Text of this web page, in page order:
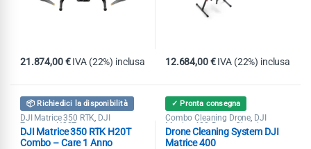
21.874,00€ IVA (22%) inclusa 12.684,00€ IVA (22%) inclusa
📦 Richiedici la disponibilità
DJI Matrice 350 RTK, DJI
Zenmuse H20T
DJI Matrice 350 RTK H20T
Combo – Care 1 Anno
✓ Pronta consegna
Combo Cleaning Drone, DJI
Matrice 400 Drone Cleaning
System
Drone Cleaning System DJI
Matrice 400